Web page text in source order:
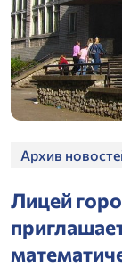
Архив
Лицей